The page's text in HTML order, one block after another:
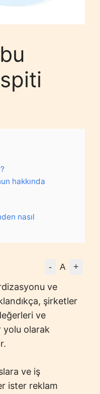
hakkında
nasıl
- A +
ve
şirketler
ve
yolu olarak
ve iş
ister reklam